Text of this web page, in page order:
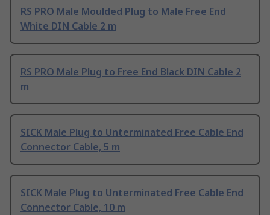
RS PRO Male Moulded Plug to Male Free End
White DIN Cable 2 m
RS PRO Male Plug to Free End Black DIN Cable 2
m
SICK Male Plug to Unterminated Free Cable End
Connector Cable, 5 m
SICK Male Plug to Unterminated Free Cable End
Connector Cable, 10 m